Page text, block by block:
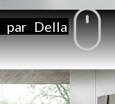
par Della